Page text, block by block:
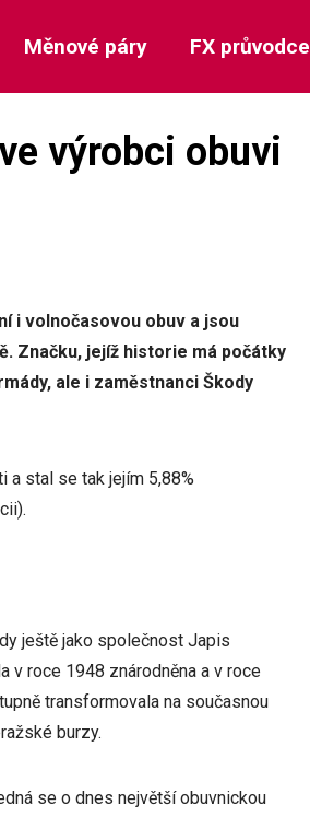
Měnové páry FX průvodce
výrobci obuvi
i volnočasovou obuv a jsou
Značku, jejíž historie má počátky
ale i zaměstnanci Škody
a stal se tak jejím 5,88%
ještě jako společnost Japis
v roce 1948 znárodněna a v roce
transformovala na současnou
burzy.
se o dnes největší obuvnickou